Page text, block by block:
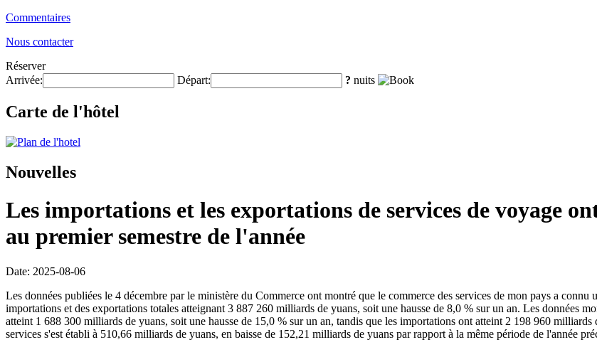
Commentaires
Nous contacter
Réserver
Arrivée:
Départ: ? nuits
Carte de l'hôtel
Nouvelles
Les importations et les exportations de services de voyage
au premier semestre de l'année
Date: 2025-08-06
Les données publiées le 4 décembre par le ministère du Commerce ont montré que le commerce des services de mon pays a connu
importations et des exportations totales atteignant 3 887 260 milliards de yuans, soit une hausse de 8,0 % sur un an. Les données
atteint 1 688 300 milliards de yuans, soit une hausse de 15,0 % sur un an, tandis que les importations ont atteint 2 198 960
services s'est établi à 510,66 milliards de yuans, en baisse de 152,21 milliards de yuans par rapport à la même période de l'année